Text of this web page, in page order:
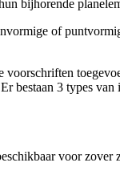
bijhorende
of
voorschriften
bestaan 3 types
voor